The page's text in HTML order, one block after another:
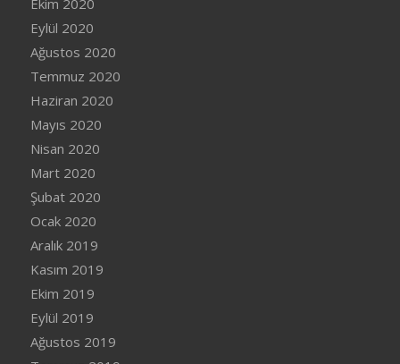
Ekim 2020
Eylül 2020
Ağustos 2020
Temmuz 2020
Haziran 2020
Mayıs 2020
Nisan 2020
Mart 2020
Şubat 2020
Ocak 2020
Aralık 2019
Kasım 2019
Ekim 2019
Eylül 2019
Ağustos 2019